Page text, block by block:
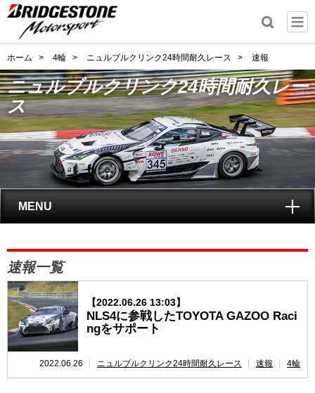
ホーム > 4輪 > ニュルブルクリンク24時間耐久レース > 速報
ニュルブルクリンク24時間耐久レー
ス
MENU
ニュルブルクリンク24時間耐久レースとは?
レポート
レース開催
速報一覧
【2022.06.26 13:03】
NLS4に参戦したTOYOTA GAZOO Raci
ngをサポート
2022.06.26 ニュルブルクリンク24時間耐久レース 速報 4輪